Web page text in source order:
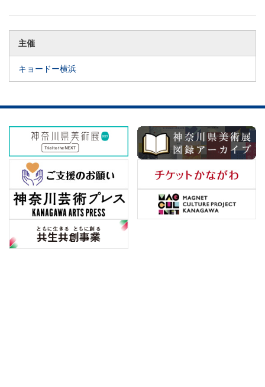
主催
キョードー横浜